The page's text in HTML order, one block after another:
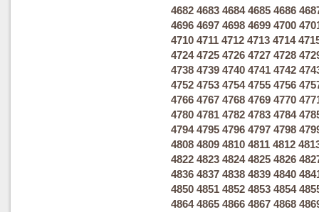
4682 4683 4684 4685 4686
4696 4697 4698 4699 4700
4710 4711 4712 4713 4714
4724 4725 4726 4727 4728
4738 4739 4740 4741 4742
4752 4753 4754 4755 4756
4766 4767 4768 4769 4770
4780 4781 4782 4783 4784
4794 4795 4796 4797 4798
4808 4809 4810 4811 4812
4822 4823 4824 4825 4826
4836 4837 4838 4839 4840
4850 4851 4852 4853 4854
4864 4865 4866 4867 4868